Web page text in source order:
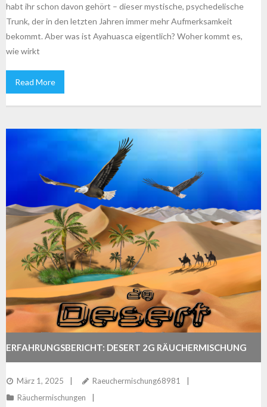
habt ihr schon davon gehört – dieser mystische, psychedelische
Trunk, der in den letzten Jahren immer mehr Aufmerksamkeit
bekommt. Aber was ist Ayahuasca eigentlich? Woher kommt es,
wie wirkt
Read More
ERFAHRUNGSBERICHT: DESERT 2G RÄUCHERMISCHUNG
März 1, 2025
Raeuchermischung68981
Räuchermischungen